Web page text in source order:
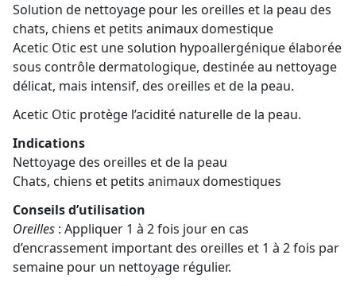
Solution de nettoyage pour les oreilles et la peau des
chats, chiens et petits animaux domestique
Acetic Otic est une solution hypoallergénique élaborée
sous contrôle dermatologique, destinée au nettoyage
délicat, mais intensif, des oreilles et de la peau.
Acetic Otic protège l’acidité naturelle de la peau.
Indications
Nettoyage des oreilles et de la peau
Chats, chiens et petits animaux domestiques
Conseils d’utilisation
Oreilles : Appliquer 1 à 2 fois jour en cas
d’encrassement important des oreilles et 1 à 2 fois par
semaine pour un nettoyage régulier.